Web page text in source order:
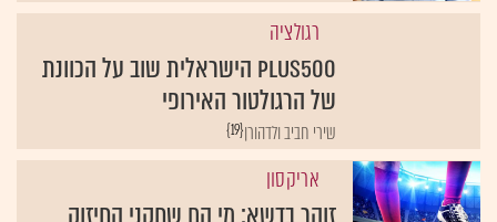
רגולציה
Plus500 הישראלית שוב על הכוונת
של הרגולטור האירופי
{19}שירי חביב ולדהורן
אריקסון